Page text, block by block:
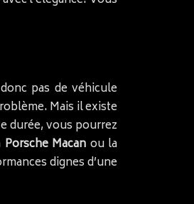
pas de véhicule
Mais il existe
durée, vous pourrez
Porsche Macan ou la
dignes d’une